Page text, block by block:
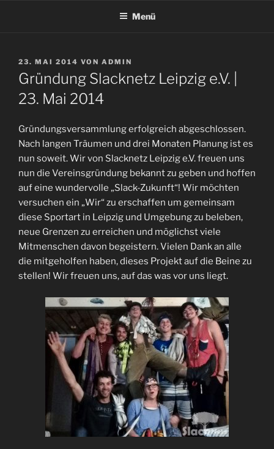
Menü
VERÖFFENTLICHT
AM
23. MAI 2014 VON ADMIN
Gründung Slacknetz Leipzig e.V. |
23. Mai 2014
Gründungsversammlung erfolgreich abgeschlossen.
Nach langen Träumen und drei Monaten Planung ist es
nun soweit. Wir von Slacknetz Leipzig e.V. freuen uns
nun die Vereinsgründung bekannt zu geben und hoffen
auf eine wundervolle „Slack-Zukunft“! Wir möchten
versuchen ein „Wir“ zu erschaffen um gemeinsam
diese Sportart in Leipzig und Umgebung zu beleben,
neue Grenzen zu erreichen und möglichst viele
Mitmenschen davon begeistern. Vielen Dank an alle
die mitgeholfen haben, dieses Projekt auf die Beine zu
stellen! Wir freuen uns, auf das was vor uns liegt.